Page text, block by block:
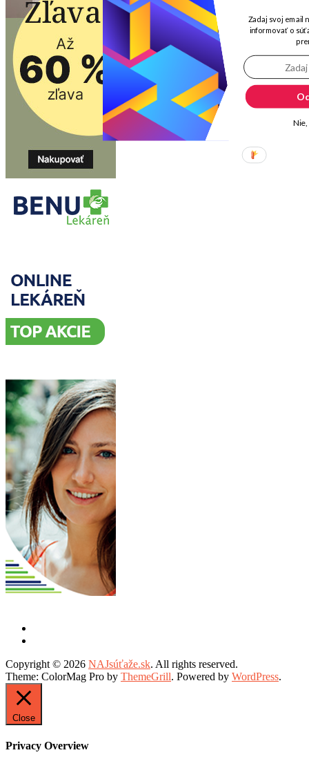
Copyright © 2026 NAJsúťaže.sk. All rights reserved.
Theme: ColorMag Pro by ThemeGrill. Powered by WordPress.
Close
Privacy Overview
Zadaj svoj email
informovať o